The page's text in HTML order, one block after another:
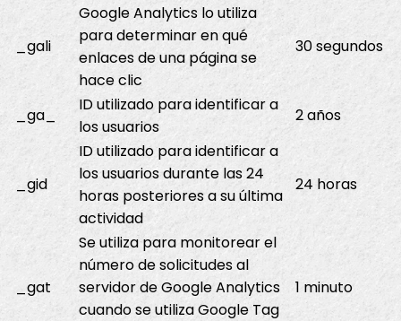
_gali
Google Analytics lo utiliza
para determinar en qué
enlaces de una página se
hace clic
30 segundos
_ga_
ID utilizado para identificar a
los usuarios
2 años
_gid
ID utilizado para identificar a
los usuarios durante las 24
horas posteriores a su última
actividad
24 horas
_gat
Se utiliza para monitorear el
número de solicitudes al
servidor de Google Analytics
cuando se utiliza Google Tag
1 minuto